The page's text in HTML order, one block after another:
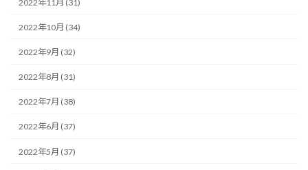
2022年11月 (31)
2022年10月 (34)
2022年9月 (32)
2022年8月 (31)
2022年7月 (38)
2022年6月 (37)
2022年5月 (37)